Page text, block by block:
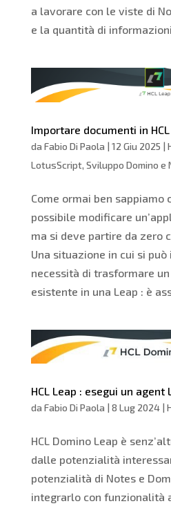
a lavorare con le viste di
e la quantità di
Importare documenti in
da Fabio Di Paola | 12 Giu 2025 |
LotusScript, Sviluppo Domino e
Come ormai ben sappiamo
possibile modificare
ma si deve partire da zero
Una situazione in cui si
necessità di trasformare
esistente in una Leap : è
HCL Leap : esegui un agent
da Fabio Di Paola | 8 Lug 2024|
HCL Domino Leap è
dalle potenzialità
potenzialità di Notes e
integrarlo con funzionalità